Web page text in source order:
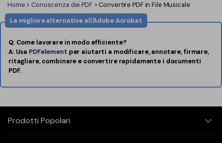
Home > Conoscenza dei PDF> Convertire PDF in File Musicale
La migliore alternativa all'Adobe Acrobat
Q: Come lavorare in modo efficiente?
A: Usa PDFelement per aiutarti a modificare, annotare, firmare,
ritagliare, combinare e convertire rapidamente i documenti
PDF.
Prodotti Popolari